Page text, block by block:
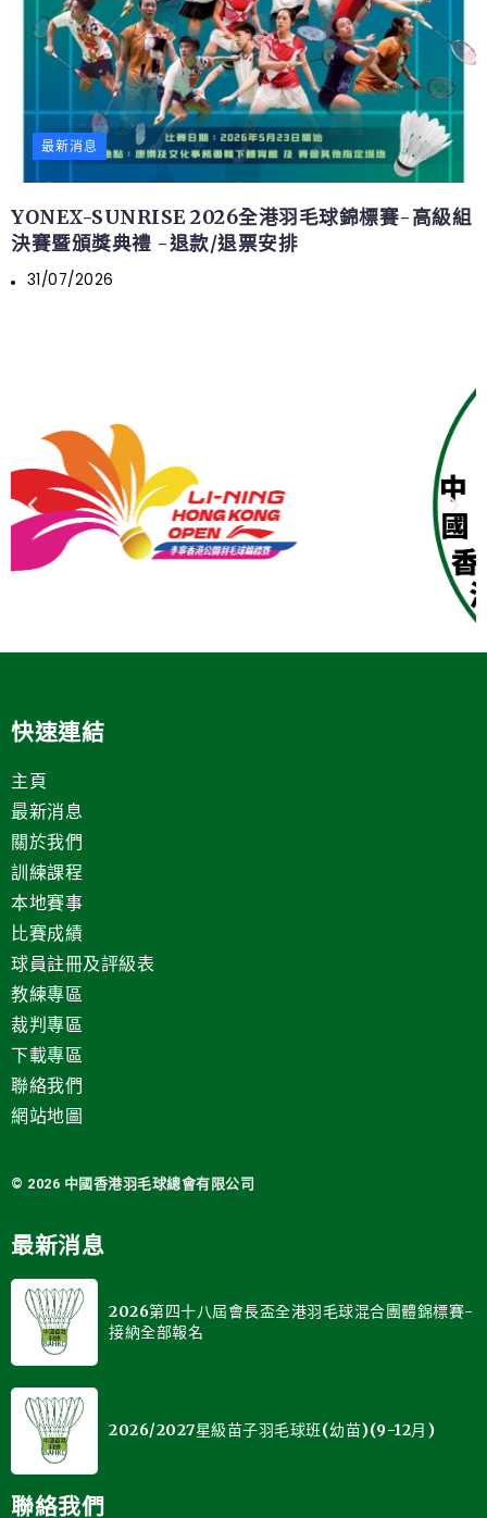
最新消息
YONEX-SUNRISE 2026全港羽毛球錦標賽-高級組
決賽暨頒獎典禮 -退款/退票安排
31/07/2026
快速連結
主頁
最新消息
關於我們
訓練課程
本地賽事
比賽成績
球員註冊及評級表
教練專區
裁判專區
下載專區
聯絡我們
網站地圖
© 2026 中國 香港羽毛球總會有限公司
最新消息
2026第四十八屆會長盃全港羽毛球混合團體錦標賽-
接納全部報名
2026/2027星級苗子羽毛球班(幼苗)(9-12月)
聯絡我們